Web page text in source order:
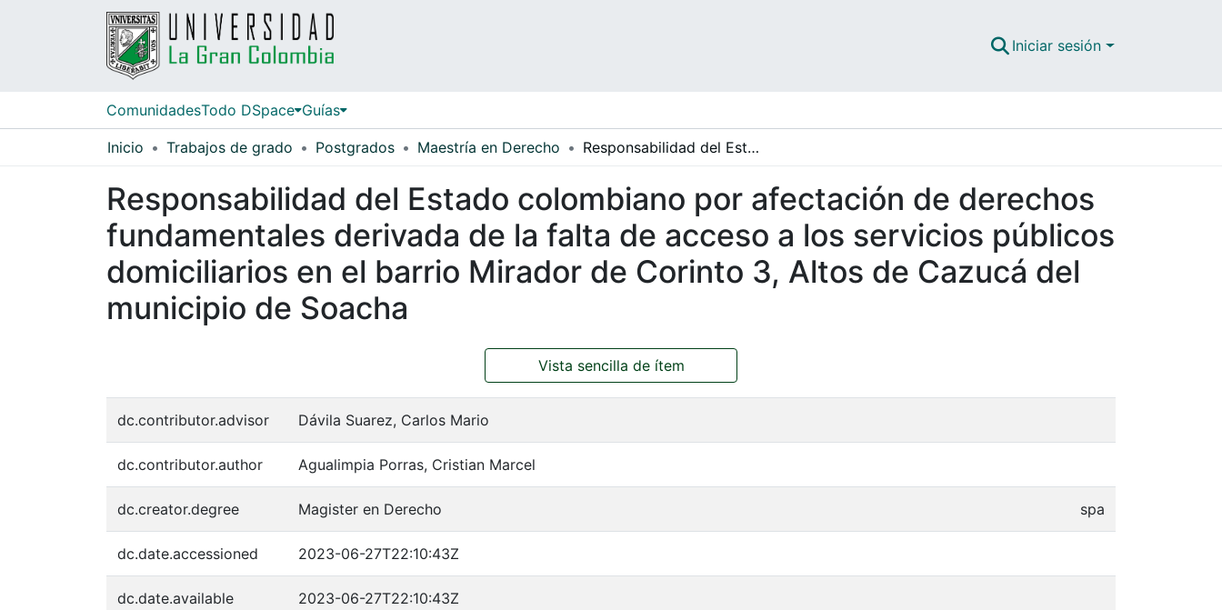
Iniciar sesión
ComunidadesTodo DSpace Guías
Inicio Trabajos de grado Postgrados Maestría en Derecho Responsabilidad del Estado colombiano por afectación de derechos fundamentales derivada de la falta de acceso a los servicios públicos domiciliarios en el barrio Mirador de Corinto 3, Altos de Cazucá del municipio de Soacha
Responsabilidad del Estado colombiano por afectación de derechos
fundamentales derivada de la falta de acceso a los servicios públicos
domiciliarios en el barrio Mirador de Corinto 3, Altos de Cazucá del
municipio de Soacha
Vista sencilla de ítem
dc.contributor.advisor Dávila Suarez, Carlos Mario
dc.contributor.author Agualimpia Porras, Cristian Marcel
dc.creator.degree Magister en Derecho spa
dc.date.accessioned 2023-06-27T22:10:43Z
dc.date.available 2023-06-27T22:10:43Z